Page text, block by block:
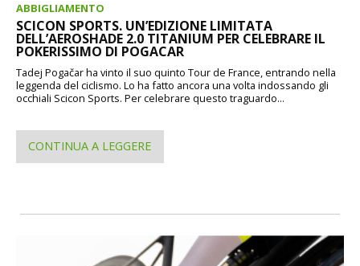
ABBIGLIAMENTO
SCICON SPORTS. UN’EDIZIONE LIMITATA
DELL’AEROSHADE 2.0 TITANIUM PER CELEBRARE IL
POKERISSIMO DI POGACAR
Tadej Pogačar ha vinto il suo quinto Tour de France, entrando nella
leggenda del ciclismo. Lo ha fatto ancora una volta indossando gli
occhiali Scicon Sports. Per celebrare questo traguardo...
CONTINUA A LEGGERE